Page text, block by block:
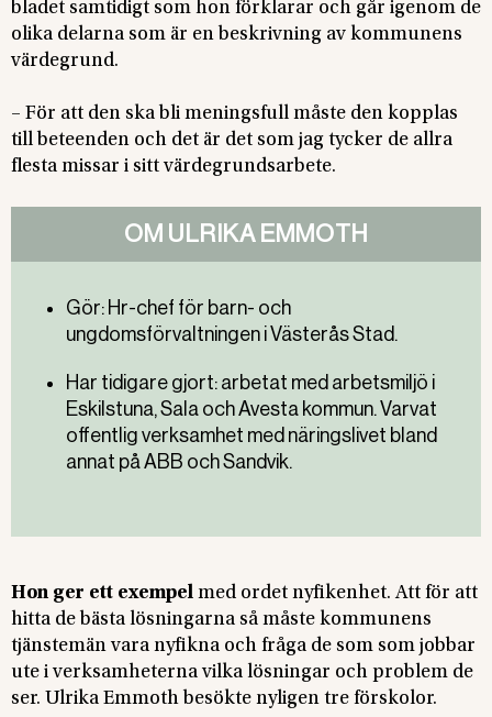
bladet samtidigt som hon förklarar och går igenom de
olika delarna som är en beskrivning av kommunens
värdegrund.
– För att den ska bli meningsfull måste den kopplas
till beteenden och det är det som jag tycker de allra
flesta missar i sitt värdegrundsarbete.
OM ULRIKA EMMOTH
Gör: Hr-chef för barn- och
ungdomsförvaltningen i Västerås Stad.
Har tidigare gjort: arbetat med arbetsmiljö i
Eskilstuna, Sala och Avesta kommun. Varvat
offentlig verksamhet med näringslivet bland
annat på ABB och Sandvik.
Hon ger ett exempel med ordet nyfikenhet. Att för att
hitta de bästa lösningarna så måste kommunens
tjänstemän vara nyfikna och fråga de som som jobbar
ute i verksamheterna vilka lösningar och problem de
ser. Ulrika Emmoth besökte nyligen tre förskolor.